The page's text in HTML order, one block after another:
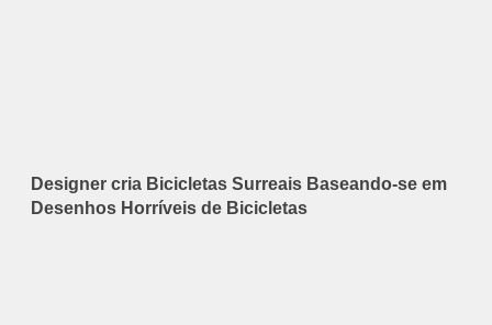
Designer cria Bicicletas Surreais Baseando-se em
Desenhos Horríveis de Bicicletas